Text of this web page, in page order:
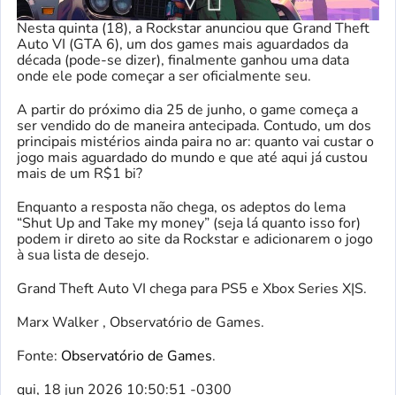
Nesta quinta (18), a Rockstar anunciou que Grand Theft
Auto VI (GTA 6), um dos games mais aguardados da
década (pode-se dizer), finalmente ganhou uma data
onde ele pode começar a ser oficialmente seu.
A partir do próximo dia 25 de junho, o game começa a
ser vendido do de maneira antecipada. Contudo, um dos
principais mistérios ainda paira no ar: quanto vai custar o
jogo mais aguardado do mundo e que até aqui já custou
mais de um R$1 bi?
Enquanto a resposta não chega, os adeptos do lema
“Shut Up and Take my money” (seja lá quanto isso for)
podem ir direto ao site da Rockstar e adicionarem o jogo
à sua lista de desejo.
Grand Theft Auto VI chega para PS5 e Xbox Series X|S.
Marx Walker , Observatório de Games.
Fonte: Observatório de Games.
qui, 18 jun 2026 10:50:51 -0300